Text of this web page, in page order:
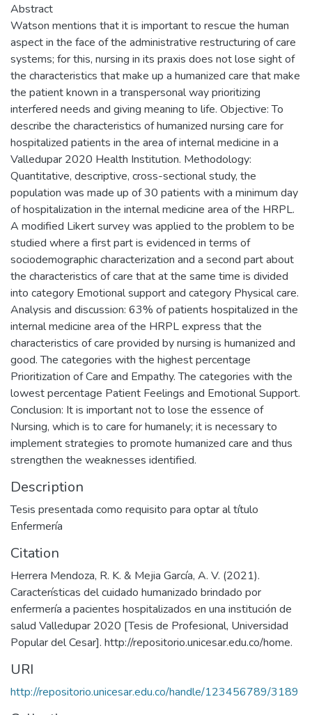
Abstract
Watson mentions that it is important to rescue the human
aspect in the face of the administrative restructuring of care
systems; for this, nursing in its praxis does not lose sight of
the characteristics that make up a humanized care that make
the patient known in a transpersonal way prioritizing
interfered needs and giving meaning to life. Objective: To
describe the characteristics of humanized nursing care for
hospitalized patients in the area of internal medicine in a
Valledupar 2020 Health Institution. Methodology:
Quantitative, descriptive, cross-sectional study, the
population was made up of 30 patients with a minimum day
of hospitalization in the internal medicine area of the HRPL.
A modified Likert survey was applied to the problem to be
studied where a first part is evidenced in terms of
sociodemographic characterization and a second part about
the characteristics of care that at the same time is divided
into category Emotional support and category Physical care.
Analysis and discussion: 63% of patients hospitalized in the
internal medicine area of the HRPL express that the
characteristics of care provided by nursing is humanized and
good. The categories with the highest percentage
Prioritization of Care and Empathy. The categories with the
lowest percentage Patient Feelings and Emotional Support.
Conclusion: It is important not to lose the essence of
Nursing, which is to care for humanely; it is necessary to
implement strategies to promote humanized care and thus
strengthen the weaknesses identified.
Description
Tesis presentada como requisito para optar al título
Enfermería
Citation
Herrera Mendoza, R. K. & Mejia García, A. V. (2021).
Características del cuidado humanizado brindado por
enfermería a pacientes hospitalizados en una institución de
salud Valledupar 2020 [Tesis de Profesional, Universidad
Popular del Cesar]. http://repositorio.unicesar.edu.co/home.
URI
http://repositorio.unicesar.edu.co/handle/123456789/3189